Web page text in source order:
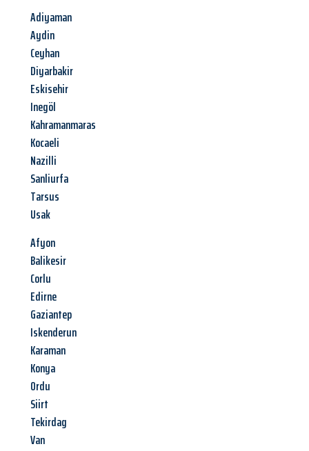
Adiyaman
Aydin
Ceyhan
Diyarbakir
Eskisehir
Inegöl
Kahramanmaras
Kocaeli
Nazilli
Sanliurfa
Tarsus
Usak
Afyon
Balikesir
Corlu
Edirne
Gaziantep
Iskenderun
Karaman
Konya
Ordu
Siirt
Tekirdag
Van